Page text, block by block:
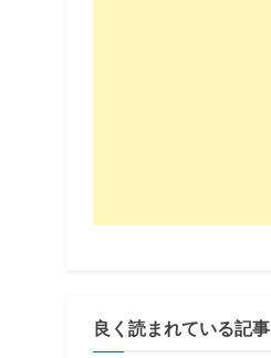
良く読まれている記事